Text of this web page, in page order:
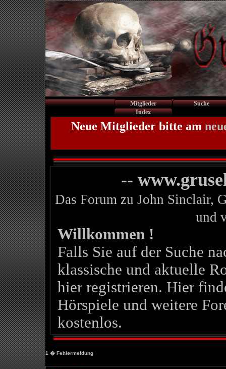
Mitglieder
Suche
Index
Neue Mitglieder bitte am
--
Das Forum zu John Sinclair,
und
Willkommen !
Falls Sie auf der Suche
klassische und aktuelle
hier registrieren. Hier
Hörspiele und weitere
kostenlos.
1 � Fehlermeldung